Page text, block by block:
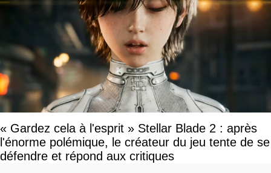
« Gardez cela à l'esprit » Stellar Blade 2 : après
l'énorme polémique, le créateur du jeu tente de se
défendre et répond aux critiques